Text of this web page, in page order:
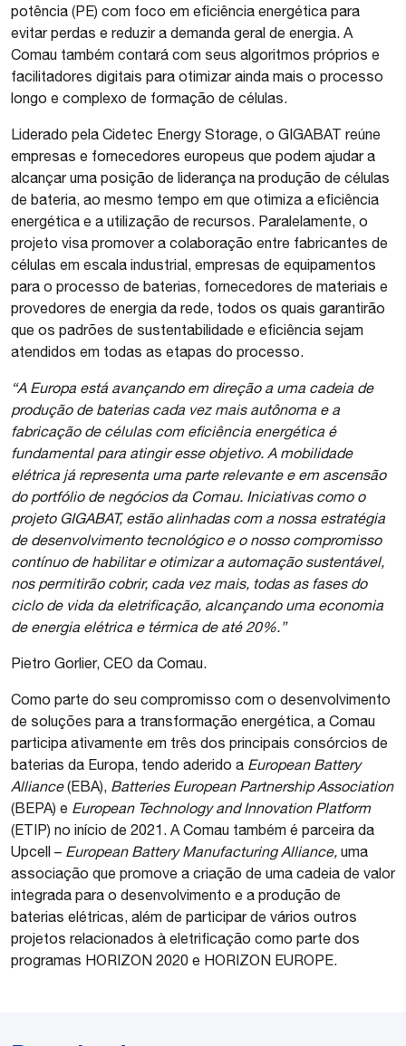
potência (PE) com foco em eficiência energética para
evitar perdas e reduzir a demanda geral de energia. A
Comau também contará com seus algoritmos próprios e
facilitadores digitais para otimizar ainda mais o processo
longo e complexo de formação de células.
Liderado pela Cidetec Energy Storage, o GIGABAT reúne
empresas e fornecedores europeus que podem ajudar a
alcançar uma posição de liderança na produção de células
de bateria, ao mesmo tempo em que otimiza a eficiência
energética e a utilização de recursos. Paralelamente, o
projeto visa promover a colaboração entre fabricantes de
células em escala industrial, empresas de equipamentos
para o processo de baterias, fornecedores de materiais e
provedores de energia da rede, todos os quais garantirão
que os padrões de sustentabilidade e eficiência sejam
atendidos em todas as etapas do processo.
“A Europa está avançando em direção a uma cadeia de
produção de baterias cada vez mais autônoma e a
fabricação de células com eficiência energética é
fundamental para atingir esse objetivo. A mobilidade
elétrica já representa uma parte relevante e em ascensão
do portfólio de negócios da Comau. Iniciativas como o
projeto GIGABAT, estão alinhadas com a nossa estratégia
de desenvolvimento tecnológico e o nosso compromisso
contínuo de habilitar e otimizar a automação sustentável,
nos permitirão cobrir, cada vez mais, todas as fases do
ciclo de vida da eletrificação, alcançando uma economia
de energia elétrica e térmica de até 20%.”
Pietro Gorlier, CEO da Comau.
Como parte do seu compromisso com o desenvolvimento
de soluções para a transformação energética, a Comau
participa ativamente em três dos principais consórcios de
baterias da Europa, tendo aderido a European Battery
Alliance(EBA), Batteries European Partnership Association
(BEPA) e European Technology and Innovation Platform
(ETIP) no início de 2021. A Comau também é parceira da
Upcell – European Battery Manufacturing Alliance, uma
associação que promove a criação de uma cadeia de valor
integrada para o desenvolvimento e a produção de
baterias elétricas, além de participar de vários outros
projetos relacionados à eletrificação como parte dos
programas HORIZON 2020 e HORIZON EUROPE.